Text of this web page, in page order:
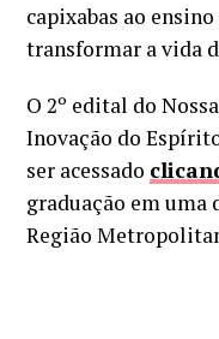
capixabas ao
transformar a vida
O 2º edital do
Inovação do
ser acessado
graduação em
Região